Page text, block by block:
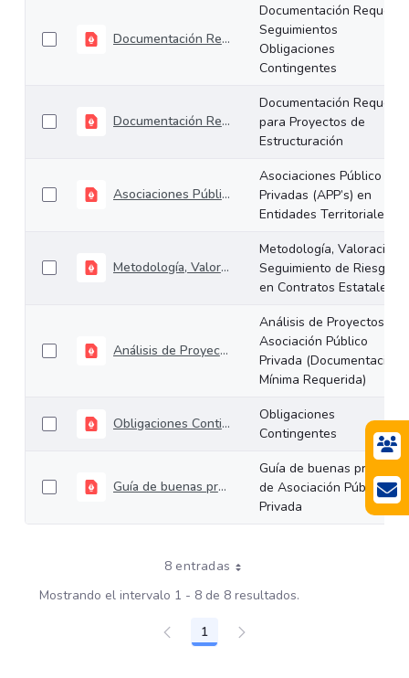
Documentación Requerida Seguimientos Obligaciones Contingentes
Documentación
Seguimientos
Obligaciones
Contingentes
Documentación Requerida para Proyectos de Estructuración
Documentación
para Proyectos de
Estructuración
Asociaciones Público Privadas (APP’s) en Entidades Territoriales
Asociaciones Público
Privadas (APP’s) en
Entidades Territoriales
Metodología, Valoración y Seguimiento de Riesgos en Contratos Estatales.
Metodología, Valoración y
Seguimiento de Riesgos
en Contratos Estatales.
Análisis de Proyectos de Asociación Público Privada (Documentación Mínima Requerida)
Análisis de Proyectos de
Asociación Público
Privada (Documentación
Mínima Requerida)
Obligaciones Contingentes
Obligaciones
Contingentes
Guía de buenas prácticas de Asociación Público-Privada
Guía de buenas prácticas
de Asociación Público-
Privada
8 entradas
Mostrando el intervalo 1 - 8 de 8 resultados.
Página
1